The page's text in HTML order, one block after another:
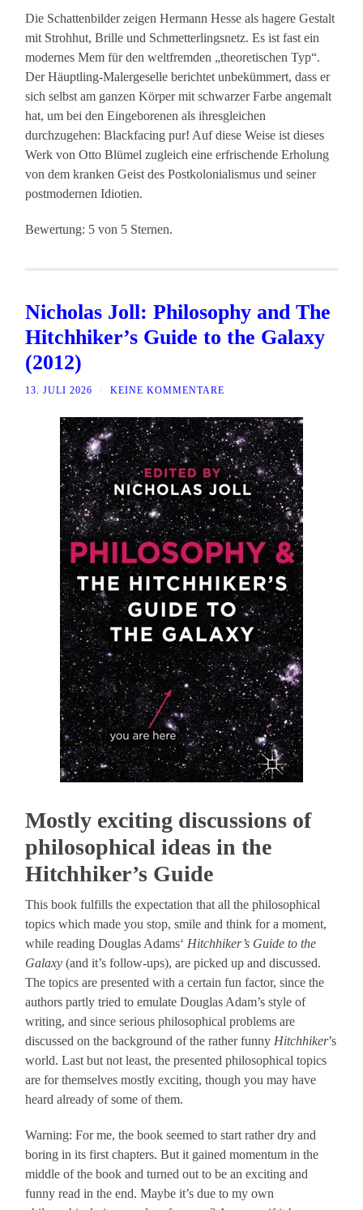
Die Schattenbilder zeigen Hermann Hesse als hagere Gestalt
mit Strohhut, Brille und Schmetterlingsnetz. Es ist fast ein
modernes Mem für den weltfremden „theoretischen Typ“.
Der Häuptling-Malergeselle berichtet unbekümmert, dass er
sich selbst am ganzen Körper mit schwarzer Farbe angemalt
hat, um bei den Eingeborenen als ihresgleichen
durchzugehen: Blackfacing pur! Auf diese Weise ist dieses
Werk von Otto Blümel zugleich eine erfrischende Erholung
von dem kranken Geist des Postkolonialismus und seiner
postmodernen Idiotien.
Bewertung: 5 von 5 Sternen.
Nicholas Joll: Philosophy and The
Hitchhiker’s Guide to the Galaxy
(2012)
13. JULI 2026 KEINE KOMMENTARE
Mostly exciting discussions of
philosophical ideas in the
Hitchhiker’s Guide
This book fulfills the expectation that all the philosophical
topics which made you stop, smile and think for a moment,
while reading Douglas Adams‘Hitchhiker’s Guide to the
Galaxy (and it’s follow-ups), are picked up and discussed.
The topics are presented with a certain fun factor, since the
authors partly tried to emulate Douglas Adam’s style of
writing, and since serious philosophical problems are
discussed on the background of the rather funnyHitchhiker’s
world. Last but not least, the presented philosophical topics
are for themselves mostly exciting, though you may have
heard already of some of them.
Warning: For me, the book seemed to start rather dry and
boring in its first chapters. But it gained momentum in the
middle of the book and turned out to be an exciting and
funny read in the end. Maybe it’s due to my own